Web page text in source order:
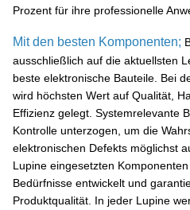
Prozent für ihre professionelle
Mit den besten Komponenten;
ausschließlich auf die aktuellsten
beste elektronische Bauteile. Bei
wird höchsten Wert auf Qualität,
Effizienz gelegt. Systemrelevante
Kontrolle unterzogen, um die
elektronischen Defekts möglichst
Lupine eingesetzten
Bedürfnisse entwickelt und
Produktqualität. In jeder Lupine